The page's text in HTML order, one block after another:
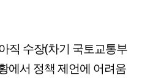
직 수장(차기 국토교통부
에서 정책 제언에 어려움